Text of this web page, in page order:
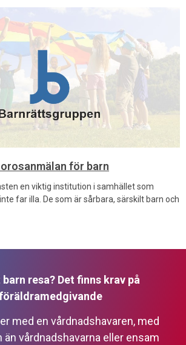
för barn
en viktig institution i samhället som
far illa. De som är sårbara, särskilt barn och
resa? Det finns krav på
med en vårdnadshavaren, med
än vårdnadshavarna eller ensam